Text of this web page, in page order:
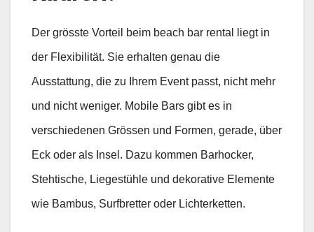
Der grösste Vorteil beim beach bar rental liegt in
der Flexibilität. Sie erhalten genau die
Ausstattung, die zu Ihrem Event passt, nicht mehr
und nicht weniger. Mobile Bars gibt es in
verschiedenen Grössen und Formen, gerade, über
Eck oder als Insel. Dazu kommen Barhocker,
Stehtische, Liegestühle und dekorative Elemente
wie Bambus, Surfbretter oder Lichterketten.